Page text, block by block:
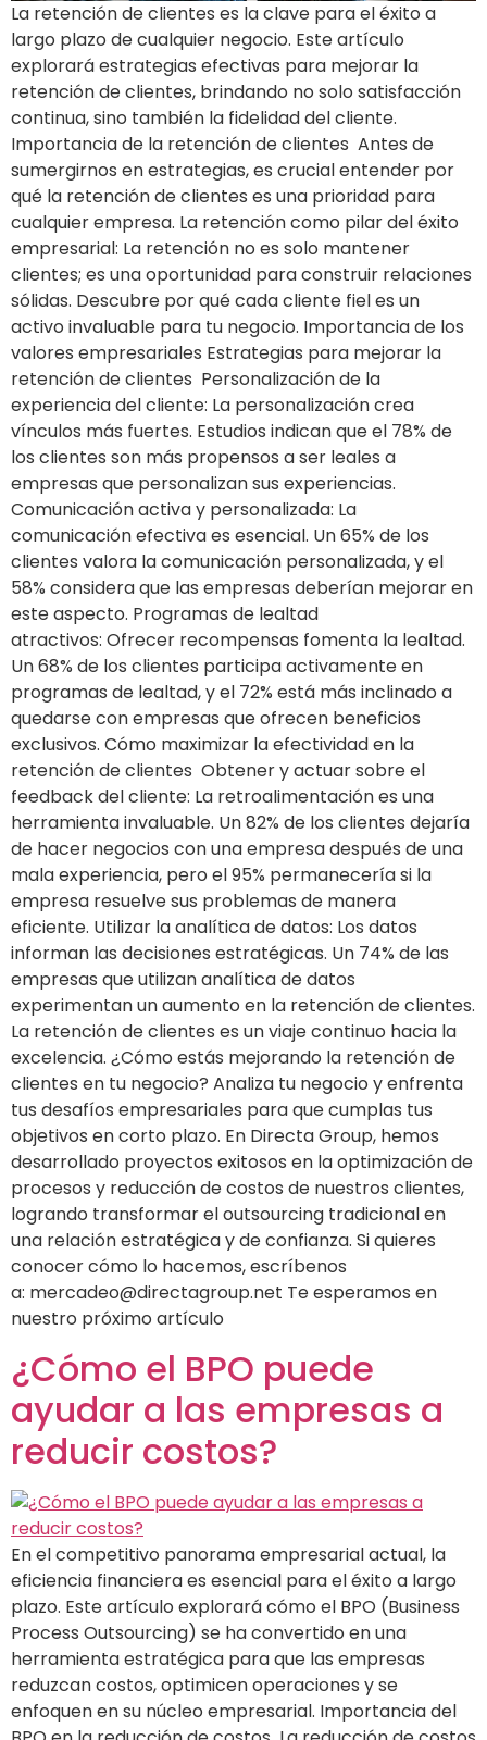
La retención de clientes es la clave para el éxito a
largo plazo de cualquier negocio. Este artículo
explorará estrategias efectivas para mejorar la
retención de clientes, brindando no solo satisfacción
continua, sino también la fidelidad del cliente.
Importancia de la retención de clientes Antes de
sumergirnos en estrategias, es crucial entender por
qué la retención de clientes es una prioridad para
cualquier empresa. La retención como pilar del éxito
empresarial: La retención no es solo mantener
clientes; es una oportunidad para construir relaciones
sólidas. Descubre por qué cada cliente fiel es un
activo invaluable para tu negocio. Importancia de los
valores empresariales Estrategias para mejorar la
retención de clientes Personalización de la
experiencia del cliente: La personalización crea
vínculos más fuertes. Estudios indican que el 78% de
los clientes son más propensos a ser leales a
empresas que personalizan sus experiencias.
Comunicación activa y personalizada: La
comunicación efectiva es esencial. Un 65% de los
clientes valora la comunicación personalizada, y el
58% considera que las empresas deberían mejorar en
este aspecto. Programas de lealtad
atractivos: Ofrecer recompensas fomenta la lealtad.
Un 68% de los clientes participa activamente en
programas de lealtad, y el 72% está más inclinado a
quedarse con empresas que ofrecen beneficios
exclusivos. Cómo maximizar la efectividad en la
retención de clientes Obtener y actuar sobre el
feedback del cliente: La retroalimentación es una
herramienta invaluable. Un 82% de los clientes dejaría
de hacer negocios con una empresa después de una
mala experiencia, pero el 95% permanecería si la
empresa resuelve sus problemas de manera
eficiente. Utilizar la analítica de datos: Los datos
informan las decisiones estratégicas. Un 74% de las
empresas que utilizan analítica de datos
experimentan un aumento en la retención de clientes.
La retención de clientes es un viaje continuo hacia la
excelencia. ¿Cómo estás mejorando la retención de
clientes en tu negocio? Analiza tu negocio y enfrenta
tus desafíos empresariales para que cumplas tus
objetivos en corto plazo. En Directa Group, hemos
desarrollado proyectos exitosos en la optimización de
procesos y reducción de costos de nuestros clientes,
logrando transformar el outsourcing tradicional en
una relación estratégica y de confianza. Si quieres
conocer cómo lo hacemos, escríbenos
a: mercadeo@directagroup.net Te esperamos en
nuestro próximo artículo
¿Cómo el BPO puede
ayudar a las empresas a
reducir costos?
En el competitivo panorama empresarial actual, la
eficiencia financiera es esencial para el éxito a largo
plazo. Este artículo explorará cómo el BPO (Business
Process Outsourcing) se ha convertido en una
herramienta estratégica para que las empresas
reduzcan costos, optimicen operaciones y se
enfoquen en su núcleo empresarial. Importancia del